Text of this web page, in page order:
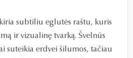
subtiliu eglutės raštu, kuris
ir vizualinę tvarką. Švelnūs
suteikia erdvei šilumos, tačiau